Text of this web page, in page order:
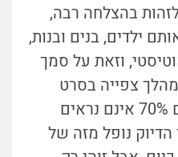
בהצלחה רבה,
אותם ילדים, בנים ובנות,
וזאת על סמך
צפייה בסרט
באורך כדקה וחצי. אומנם 70% אינם נראים
נופל מזה של